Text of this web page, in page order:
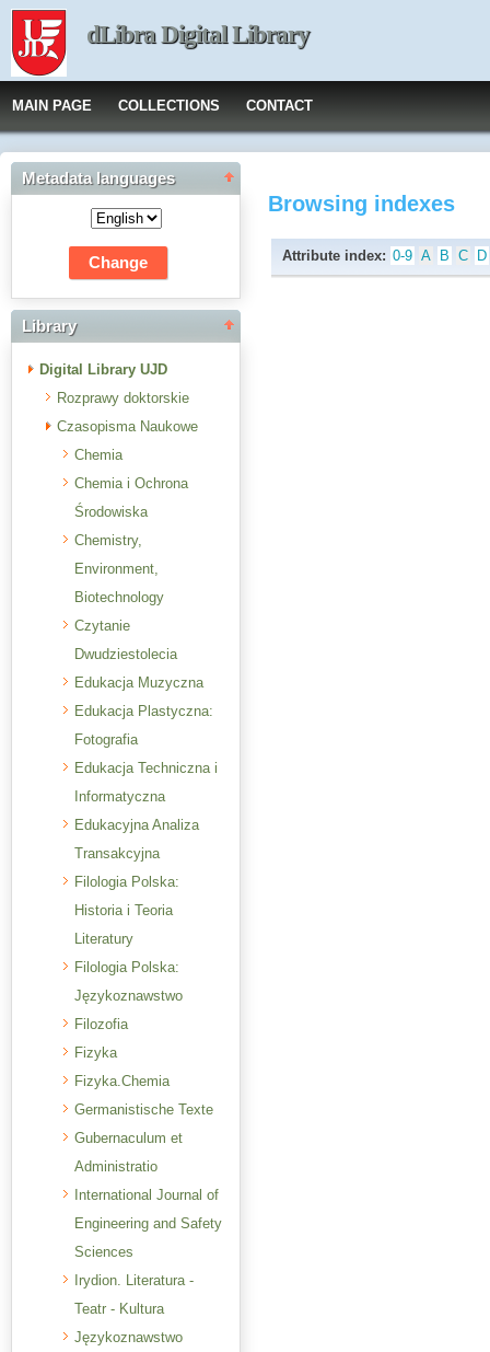
dLibra Digital Library
MAIN PAGE COLLECTIONS CONTACT
Metadata languages
Library
Digital Library UJD
Rozprawy doktorskie
Czasopisma Naukowe
Chemia
Chemia i Ochrona
Środowiska
Chemistry,
Environment,
Biotechnology
Czytanie
Dwudziestolecia
Edukacja Muzyczna
Edukacja Plastyczna:
Fotografia
Edukacja Techniczna i
Informatyczna
Edukacyjna Analiza
Transakcyjna
Filologia Polska:
Historia i Teoria
Literatury
Filologia Polska:
Językoznawstwo
Filozofia
Fizyka
Fizyka.Chemia
Germanistische Texte
Gubernaculum et
Administratio
International Journal of
Engineering and Safety
Sciences
Irydion. Literatura -
Teatr - Kultura
Językoznawstwo
Browsing indexes
Attribute index: 0-9 A B C D